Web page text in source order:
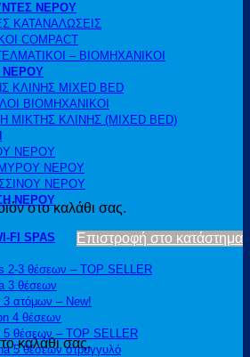
στο καλάθι σας.
Επιστροφή στο κατάστημα
καλάθι σας.
ΝΕΡΟΥ
ΚΑΤΑΝΑΛΩΣΕΙΣ
COMPACT
– ΒΙΟΜΗΧΑΝΙΚΟΙ
ΝΕΡΟΥ
ΚΛΙΝΗΣ MIXED BED
ΒΙΟΜΗΧΑΝΙΚΟΙ
ΜΙΚΤΗΣ ΚΛΙΝΗΣ (MIXED BED)
ΝΕΡΟΥ
ΝΕΡΟΥ
ΝΕΡΟΥ
ΝΕΡΟΥ
FI SPAS
2-3 θέσεων – TOP SELLER
3 θέσεων
3 ατόμων – New!
4 θέσεων
5 θέσεων – TOP SELLER
5 θέσεων στρογγυλό